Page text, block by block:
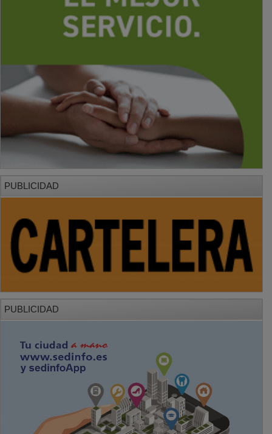
PUBLICIDAD
PUBLICIDAD